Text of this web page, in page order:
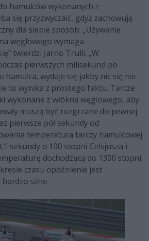
hamulców wykonanych z
się przyzwyczaić, gdyż zachowują
dla siebie sposób: „Używanie
węglowego wymaga
twierdzi Jarno Trulli. „W
pierwszych milisekund po
hamulca, wydaje się jakby nic się nie
to wynika z prostego faktu. Tarcze
wykonane z włókna węglowego, aby
muszą być rozgrzane do pewnej
pierwsze pół sekundy od
temperatura tarczy hamulcowej
sekundy o 100 stopni Celsjusza i
dochodzącą do 1300 stopni.
czasu opóźnienie jest
silne.